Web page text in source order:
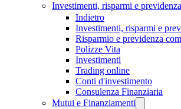
Investimenti, risparmi e previdenza
Indietro
Investimenti, risparmi e
Risparmio e previdenza
Polizze Vita
Investimenti
Trading online
Conti d'investimento
Consulenza Finanziaria
Mutui e Finanziamenti